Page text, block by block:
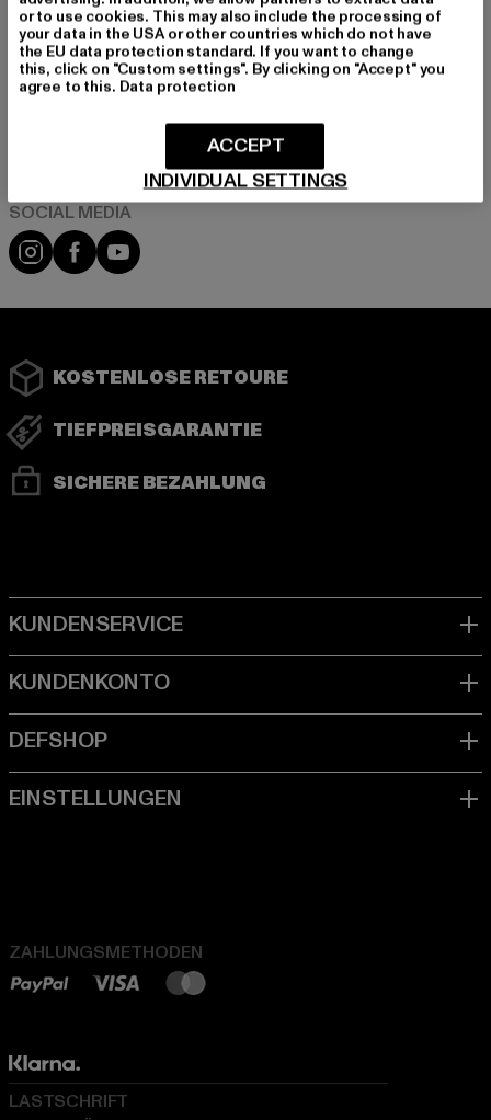
Informationen dazu, wie DefShop mit Deinen Daten umgeht, findest Du
in unserer Datenschutzerklärung. Du kannst Dich jederzeit kostenfei
abmelden.Datenschutzerklärung lesen.
Play market
Instagram
FacebookYouTube
KOSTENLOSE RETOURE
TIEFPREISGARANTIE
SICHERE BEZAHLUNG
ZAHLUNGSMETHODEN
LASTSCHRIFT
or to use cookies. This may also include the processing of
your data in the USA or other countries which do not have
the EU data protection standard. If you want to change
this, click on "Custom settings". By clicking on "Accept" you
agree to this. Data protection
INDIVIDUAL SETTINGS
ACCEPT